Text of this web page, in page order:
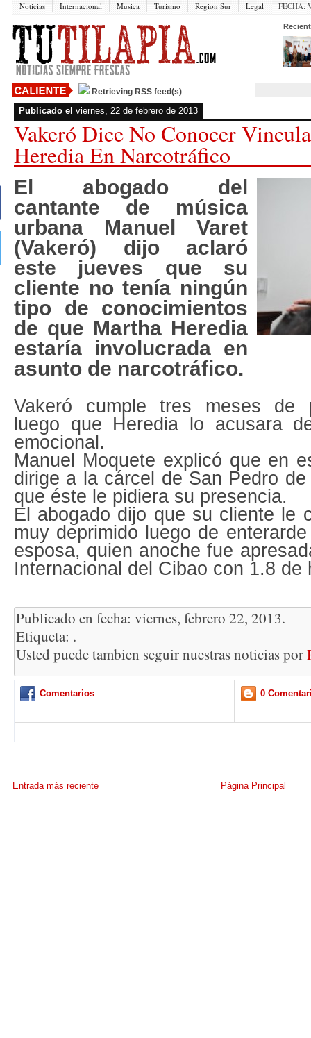
Noticias Internacional Musica Turismo Region Sur Legal FECHA:
Retrieving RSS feed(s)
Publicado el viernes, 22 de febrero de 2013
Vakeró Dice No Conocer
Heredia En Narcotráfico
El abogado del
cantante de música
urbana Manuel Varet
(Vakeró) dijo aclaró
este jueves que su
cliente no tenía ningún
tipo de conocimientos
de que Martha Heredia
estaría involucrada en
asunto de narcotráfico.
Vakeró cumple tres meses de
luego que Heredia lo acusara
emocional.
Manuel Moquete explicó que en
dirige a la cárcel de San Pedro
que éste le pidiera su presencia.
El abogado dijo que su cliente le
muy deprimido luego de
esposa, quien anoche fue
Internacional del Cibao con 1.8
Publicado en fecha: viernes, febrero 22, 2013.
Etiqueta: .
Usted puede tambien seguir nuestras noticias por
Comentarios 0
Entrada más reciente Página Principal